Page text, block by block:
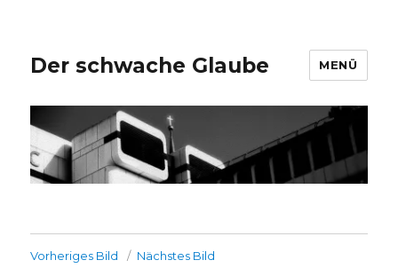
Der schwache Glaube MENÜ
Vorheriges Bild Nächstes Bild